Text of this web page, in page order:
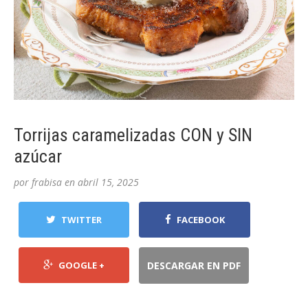
Torrijas caramelizadas CON y SIN
azúcar
por frabisa en abril 15, 2025
TWITTER FACEBOOK
GOOGLE + DESCARGAR EN PDF